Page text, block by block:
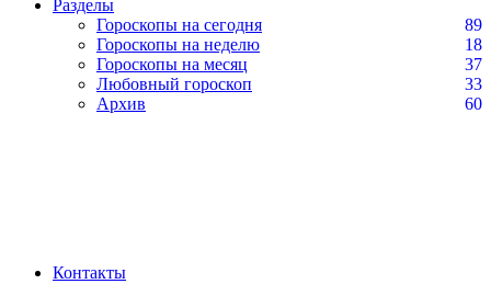
Разделы
Гороскопы на сегодня
89
Гороскопы на неделю
18
Гороскопы на месяц
37
Любовный гороскоп
33
Архив
60
Контакты